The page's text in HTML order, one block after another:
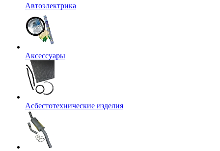
Автоэлектрика
Аксессуары
Асбестотехнические изделия